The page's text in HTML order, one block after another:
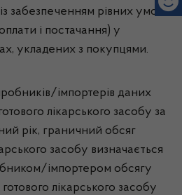
забезпеченням рівних умов
і постачання) у
укладених з покупцями.
імпортерів даних
лікарського засобу за
рік, граничний обсяг
засобу визначається
імпортером обсягу
лікарського засобу